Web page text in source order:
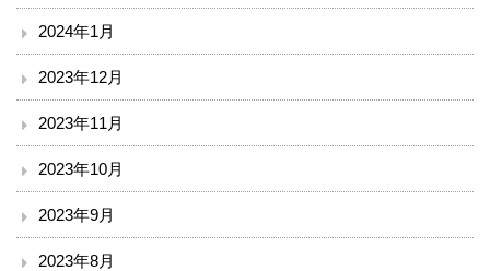
整形外科
脳神経外科
皮膚科
泌尿器科
産婦人科
2024年1月
2023年12月
2023年11月
2023年10月
2023年9月
2023年8月